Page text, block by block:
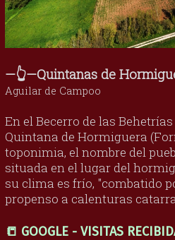
—👆—Quintanas de
Aguilar de Campoo
En el Becerro de las
Quintana de Hormiguera
toponimia, el nombre del
situada en el lugar del
su clima es frío, "combatido
propenso a calenturas
📒 GOOGLE - VISITAS